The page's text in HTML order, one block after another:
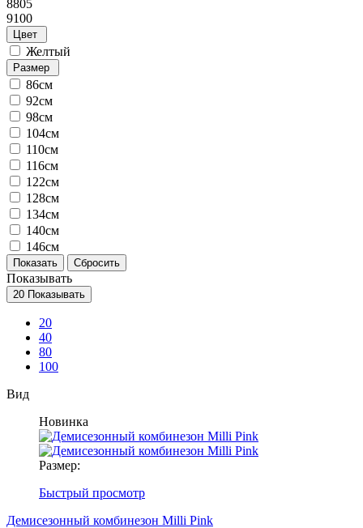
8805
9100
Цвет
Желтый
Размер
86см
92см
98см
104см
110см
116см
122см
128см
134см
140см
146см
Показывать
20 Показывать
20
40
80
100
Вид
Новинка
Размер:
Быстрый просмотр
Демисезонный комбинезон Milli Pink